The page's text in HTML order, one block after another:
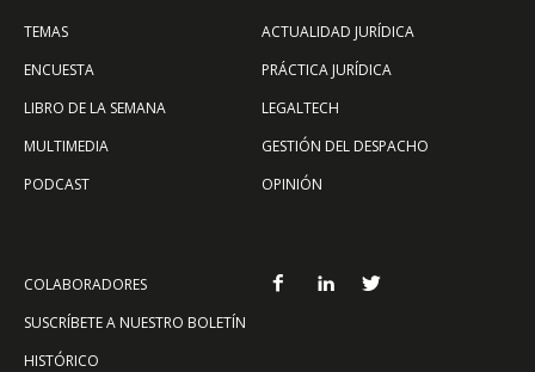
TEMAS
ENCUESTA
LIBRO DE LA SEMANA
MULTIMEDIA
PODCAST
ACTUALIDAD JURÍDICA
PRÁCTICA JURÍDICA
LEGALTECH
GESTIÓN DEL DESPACHO
OPINIÓN
COLABORADORES
SUSCRÍBETE A NUESTRO BOLETÍN
HISTÓRICO